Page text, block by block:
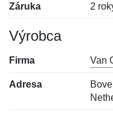
Záruka 2
Výrobca
Firma Van
Adresa